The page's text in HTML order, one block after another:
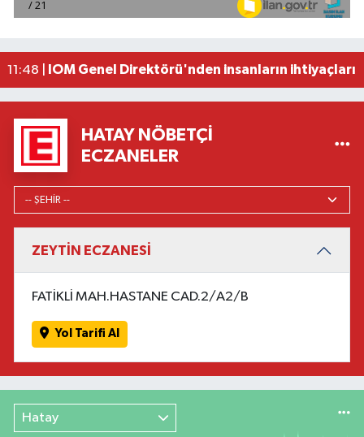
11:48 |
Özbekistan Devlet Tarih Müzesi UNESCO mirası
11:48 |
IOM Genel Direktörü'nden insanların ihtiyaçları
HATAY NÖBETÇI
ECZANELER
ZEYTİN ECZANESİ
FATİKLİ MAH.HASTANE CAD.2/A2/B
Yol Tarifi Al
Hatay